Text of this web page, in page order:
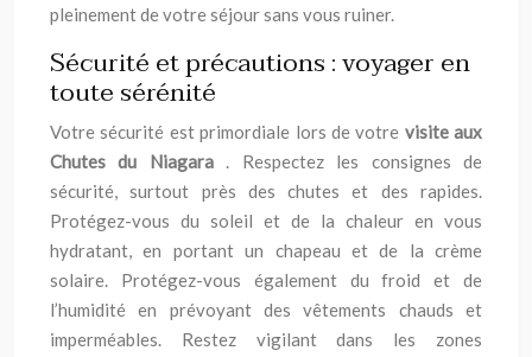
pleinement de votre séjour sans vous ruiner.
Sécurité et précautions : voyager en
toute sérénité
Votre sécurité est primordiale lors de votre visite aux
Chutes du Niagara . Respectez les consignes de
sécurité, surtout près des chutes et des rapides.
Protégez-vous du soleil et de la chaleur en vous
hydratant, en portant un chapeau et de la crème
solaire. Protégez-vous également du froid et de
l’humidité en prévoyant des vêtements chauds et
imperméables. Restez vigilant dans les zones